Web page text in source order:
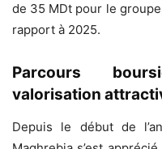
de 35 MDt pour le
rapport à 2025.
Parcours
valorisation
Depuis le début de